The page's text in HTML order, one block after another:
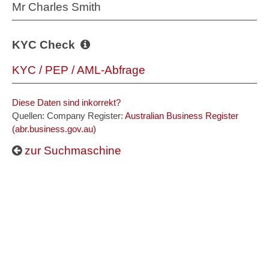
Mr Charles Smith
KYC Check
KYC / PEP / AML-Abfrage
Diese Daten sind inkorrekt?
Quellen: Company Register: Australian Business Register
(abr.business.gov.au)
zur Suchmaschine